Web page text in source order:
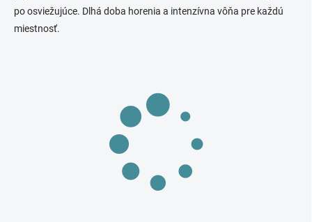
po osviežujúce. Dlhá doba horenia a intenzívna vôňa pre každú
miestnosť.